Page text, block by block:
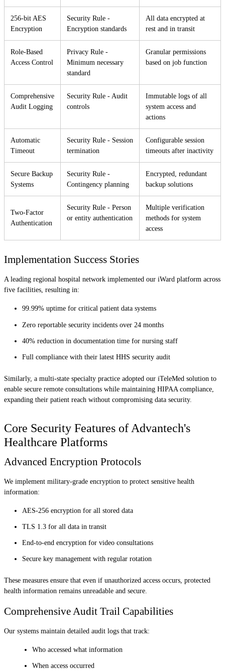
256-bit AES
Encryption
Security Rule -
Encryption standards
All data encrypted at
rest and in transit
Role-Based
Access Control
Privacy Rule -
Minimum necessary
standard
Granular permissions
based on job function
Comprehensive
Audit Logging
Security Rule - Audit
controls
Immutable logs of all
system access and
actions
Automatic
Timeout
Security Rule - Session
termination
Configurable session
timeouts after inactivity
Secure Backup
Systems
Security Rule -
Contingency planning
Encrypted, redundant
backup solutions
Two-Factor
Authentication
Security Rule - Person
or entity authentication
Multiple verification
methods for system
access
Implementation Success Stories
A leading regional hospital network implemented our iWard platform across
five facilities, resulting in:
99.99% uptime for critical patient data systems
Zero reportable security incidents over 24 months
40% reduction in documentation time for nursing staff
Full compliance with their latest HHS security audit
Similarly, a multi-state specialty practice adopted our iTeleMed solution to
enable secure remote consultations while maintaining HIPAA compliance,
expanding their patient reach without compromising data security.
Core Security Features of Advantech's
Healthcare Platforms
Advanced Encryption Protocols
We implement military-grade encryption to protect sensitive health
information:
AES-256 encryption for all stored data
TLS 1.3 for all data in transit
End-to-end encryption for video consultations
Secure key management with regular rotation
These measures ensure that even if unauthorized access occurs, protected
health information remains unreadable and secure.
Comprehensive Audit Trail Capabilities
Our systems maintain detailed audit logs that track:
Who accessed what information
When access occurred